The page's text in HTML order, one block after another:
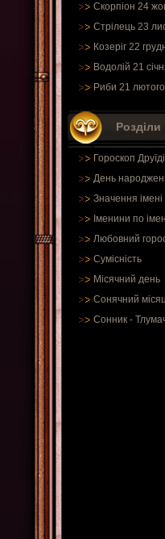
Скорпіон 24
Стрілець 23
Козеріг 22
Водолій 21
Риби 21
Розділи
Гороскоп
День
Значення імені
Іменини по
Любовний
Сумісність
Місячний день
Сонячний
Сонник -